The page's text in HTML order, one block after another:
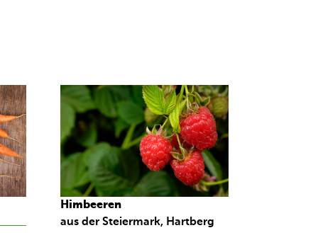
Himbeeren
aus der Steiermark, Hartberg